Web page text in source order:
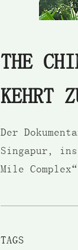
THE
KEHRT
Der
Singapur,
Mile
TAGS